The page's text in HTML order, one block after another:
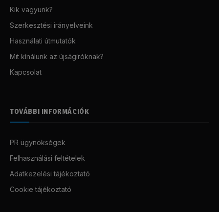
Kik vagyunk?
Szerkesztési irányelveink
Használati útmutatók
Mit kínálunk az újságíróknak?
Kapcsolat
TOVÁBBI INFORMÁCIÓK
PR ügynökségek
Felhasználási feltételek
Adatkezelési tájékoztató
Cookie tájékoztató